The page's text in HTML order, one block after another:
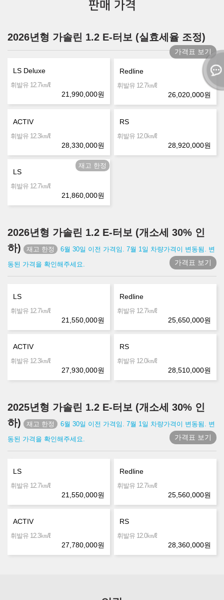
판매 가격
2026년형 가솔린 1.2 E-터보 (실효세율 조정)
가격표 보기
LS Deluxe
휘발유 12.7㎞/ℓ
21,990,000원
Redline
휘발유 12.7㎞/ℓ
26,020,000원
ACTIV
휘발유 12.3㎞/ℓ
28,330,000원
RS
휘발유 12.0㎞/ℓ
28,920,000원
LS
휘발유 12.7㎞/ℓ
21,860,000원
2026년형 가솔린 1.2 E-터보 (개소세 30% 인
하)
6월 30일 이전 가격임. 7월 1일 차량가격이 변동됨. 변
동된 가격을 확인해주세요.
가격표 보기
LS
휘발유 12.7㎞/ℓ
21,550,000원
Redline
휘발유 12.7㎞/ℓ
25,650,000원
ACTIV
휘발유 12.3㎞/ℓ
27,930,000원
RS
휘발유 12.0㎞/ℓ
28,510,000원
2025년형 가솔린 1.2 E-터보 (개소세 30% 인
하)
6월 30일 이전 가격임. 7월 1일 차량가격이 변동됨. 변
동된 가격을 확인해주세요.
가격표 보기
LS
휘발유 12.7㎞/ℓ
21,550,000원
Redline
휘발유 12.7㎞/ℓ
25,560,000원
ACTIV
휘발유 12.3㎞/ℓ
27,780,000원
RS
휘발유 12.0㎞/ℓ
28,360,000원